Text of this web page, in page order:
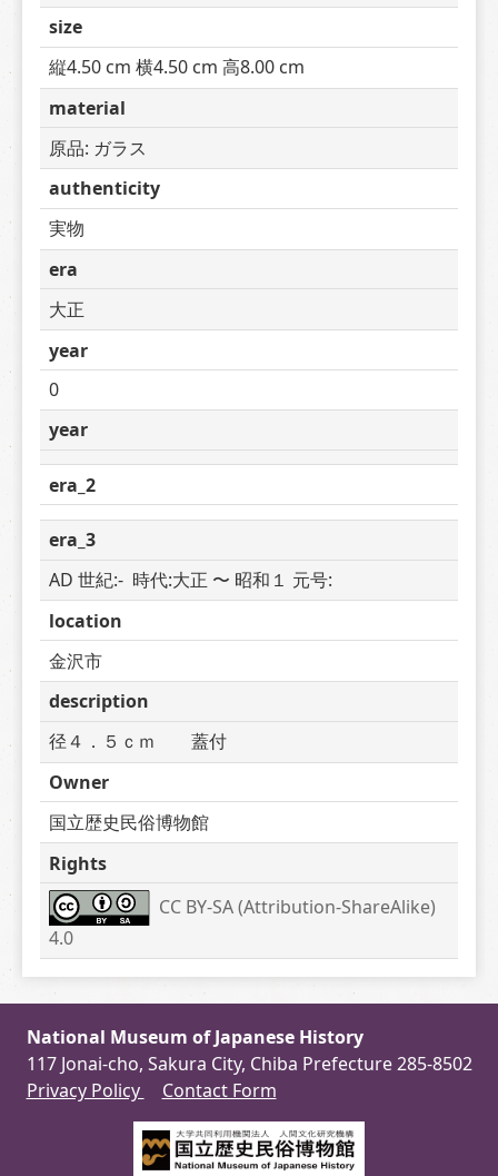
size
縦4.50 cm 横4.50 cm 高8.00 cm
material
原品: ガラス
authenticity
実物
era
大正
year
0
year
era_2
era_3
AD 世紀:-  時代:大正 〜 昭和１ 元号:
location
金沢市
description
径４．５ｃｍ　　蓋付
Owner
国立歴史民俗博物館
Rights
CC BY-SA (Attribution-ShareAlike)
4.0
National Museum of Japanese History
117 Jonai-cho, Sakura City, Chiba Prefecture 285-8502
Privacy Policy
Contact Form